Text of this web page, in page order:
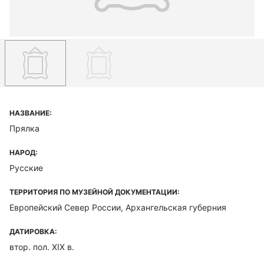
НАЗВАНИЕ:
Прялка
НАРОД:
Русские
ТЕРРИТОРИЯ ПО МУЗЕЙНОЙ ДОКУМЕНТАЦИИ:
Европейский Север России, Архангельская губерния
ДАТИРОВКА:
втор. пол. XIX в.